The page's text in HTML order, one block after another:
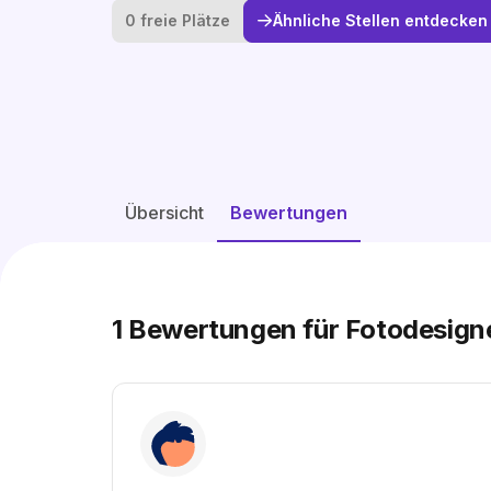
0 freie Plätze Ähnliche Stellen entdecken
Übersicht Bewertungen
1 Bewertungen für